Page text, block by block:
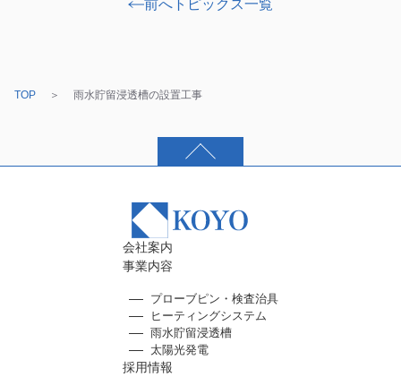
前へ トピックス一覧
TOP 雨水貯留浸透槽の設置工事
会社案内
事業内容
プローブピン・検査治具
ヒーティングシステム
雨水貯留浸透槽
太陽光発電
採用情報